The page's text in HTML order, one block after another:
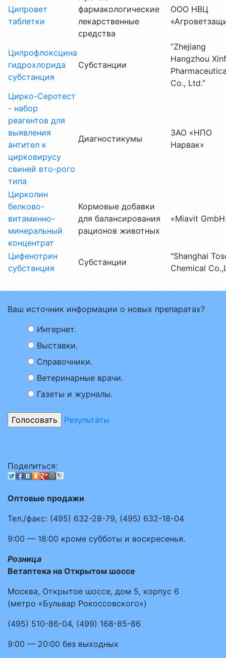
Ципровет
таблетки
фармакологические
лекарственные
средства
ООО НВЦ
Ципрофлоксцина
гидрохлорида
субстанция
Субстанции
“Zhejiang
Hangzhou
Co., Ltd.”
Цирко-Серотест
- набор
реагентов для
выявления
антител к
цирковирусу
свиней вто-рого
типа
Диагностикумы
ЗАО «НПО
Нарвак»
Цирколин
белково-
витаминно-
минеральный
концентрат
Кормовые добавки
для балансирования
рационов животных
«Miavit
Цифенотрин
субстанция
Субстанции
"Shanghai
Chemical
Ваш источник информации о новых препаратах?
Интернет.
Выставки.
Справочники.
Ветеринарные врачи.
Газеты и журналы.
Результаты
Поделиться:
Оптовые продажи
Тел./факс: (495) 632-28-79, (495) 632-18-04
9:00 — 18:00 кроме субботы и воскресенья.
Розница
Ветаптека на Открытом шоссе
Москва, Открытое шоссе, дом 5, корпус 6
(метро «Бульвар Рокоссовского»)
(495) 510-86-04, (499) 168-85-86
9:00 — 20:00 без выходных